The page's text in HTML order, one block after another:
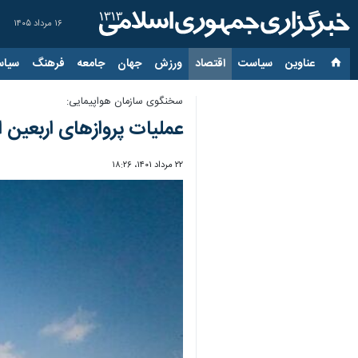
۱۶ مرداد ۱۴۰۵
عناوین‌ سیاست اقتصاد ورزش جهان جامعه فرهنگ
سخنگوی سازمان هواپیمایی:
عملیات پروازهای اربعین از ۲۰ شهریور آغاز
۲۲ مرداد ۱۴۰۱، ۱۸:۲۶